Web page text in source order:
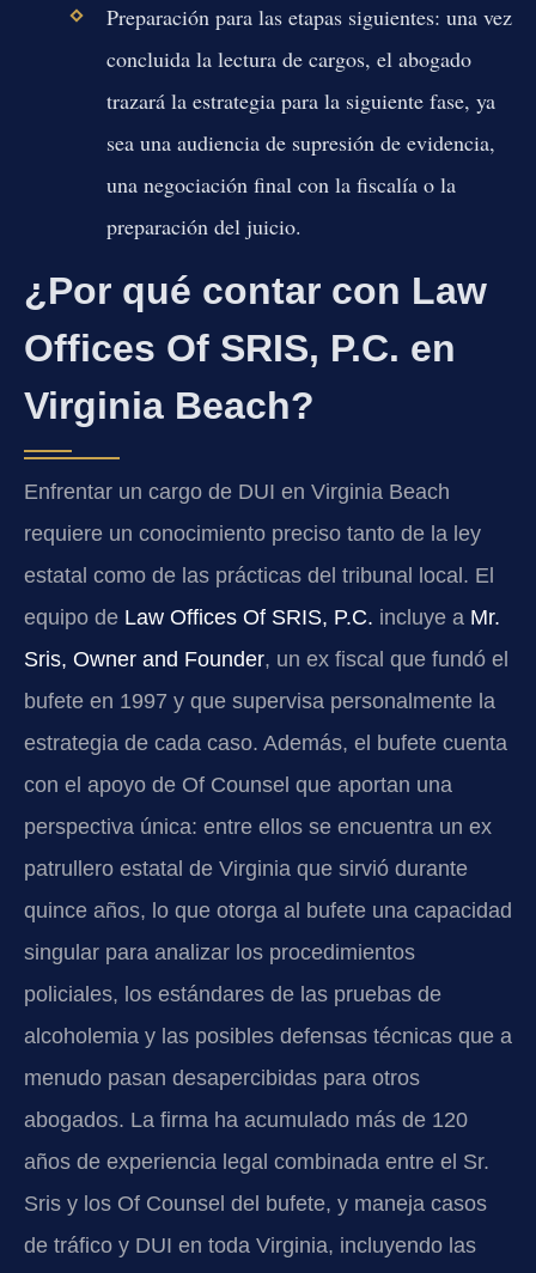
Preparación para las etapas siguientes: una vez
concluida la lectura de cargos, el abogado
trazará la estrategia para la siguiente fase, ya
sea una audiencia de supresión de evidencia,
una negociación final con la fiscalía o la
preparación del juicio.
¿Por qué contar con Law
Offices Of SRIS, P.C. en
Virginia Beach?
Enfrentar un cargo de DUI en Virginia Beach
requiere un conocimiento preciso tanto de la ley
estatal como de las prácticas del tribunal local. El
equipo de Law Offices Of SRIS, P.C. incluye a Mr.
Sris, Owner and Founder, un ex fiscal que fundó el
bufete en 1997 y que supervisa personalmente la
estrategia de cada caso. Además, el bufete cuenta
con el apoyo de Of Counsel que aportan una
perspectiva única: entre ellos se encuentra un ex
patrullero estatal de Virginia que sirvió durante
quince años, lo que otorga al bufete una capacidad
singular para analizar los procedimientos
policiales, los estándares de las pruebas de
alcoholemia y las posibles defensas técnicas que a
menudo pasan desapercibidas para otros
abogados. La firma ha acumulado más de 120
años de experiencia legal combinada entre el Sr.
Sris y los Of Counsel del bufete, y maneja casos
de tráfico y DUI en toda Virginia, incluyendo las